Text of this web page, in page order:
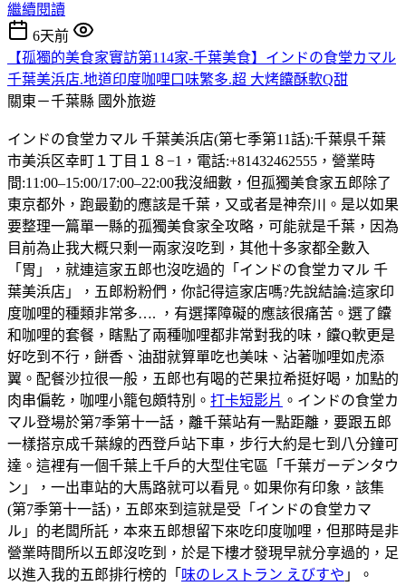
繼續閱讀
6天前
【孤獨的美食家實訪第114家-千葉美食】インドの食堂カマル
千葉美浜店.地道印度咖哩口味繁多.超 大烤饢酥軟Q甜
關東－千葉縣 國外旅遊
インドの食堂カマル 千葉美浜店(第七季第11話):千葉県千葉
市美浜区幸町１丁目１８−1，電話:+81432462555，營業時
間:11:00–15:00/17:00–22:00我沒細數，但孤獨美食家五郎除了
東京都外，跑最勤的應該是千葉，又或者是神奈川。是以如果
要整理一篇單一縣的孤獨美食家全攻略，可能就是千葉，因為
目前為止我大概只剩一兩家沒吃到，其他十多家都全數入
「胃」，就連這家五郎也沒吃過的「インドの食堂カマル 千
葉美浜店」，五郎粉粉們，你記得這家店嗎?先說結論:這家印
度咖哩的種類非常多…. ，有選擇障礙的應該很痛苦。選了饢
和咖哩的套餐，瞎點了兩種咖哩都非常對我的味，饢Q軟更是
好吃到不行，餅香、油甜就算單吃也美味、沾著咖哩如虎添
翼。配餐沙拉很一般，五郎也有喝的芒果拉希挺好喝，加點的
肉串偏乾，咖哩小籠包頗特別。 打卡短影片 。インドの食堂カ
マル登場於第7季第十一話，離千葉站有一點距離，要跟五郎
一樣搭京成千葉線的西登戶站下車，步行大約是七到八分鐘可
達。這裡有一個千葉上千戶的大型住宅區「千葉ガーデンタウ
ン」，一出車站的大馬路就可以看見。如果你有印象，該集
(第7季第十一話)，五郎來到這就是受「インドの食堂カマ
ル」的老闆所託，本來五郎想留下來吃印度咖哩，但那時是非
營業時間所以五郎沒吃到，於是下樓才發現早就分享過的，足
以進入我的五郎排行榜的「 味のレストラン えびすや 」。